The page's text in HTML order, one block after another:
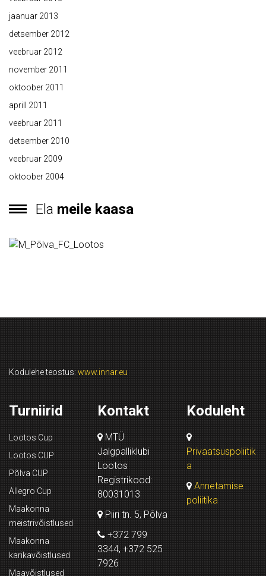
jaanuar 2013
detsember 2012
veebruar 2012
november 2011
oktoober 2011
aprill 2011
veebruar 2011
detsember 2010
veebruar 2009
oktoober 2004
Ela meile kaasa
Kodulehe teostus: www.innar.eu
Turniirid
Lootos Cup
Lootos CUP
Põlva CUP
Allegro Cup
Maakonna
meistrivõistlused
Maakonna
karikavõistlused
Maavõistlused
Kontakt
MTÜ
Jalgpalliklubi
Lootos
Registrikood:
80031013
Piiri tn. 5, Põlva
+372 799
3344, +372 525
7926
Koduleht
Privaatsuspoliitik
a
Annetamise
poliitika